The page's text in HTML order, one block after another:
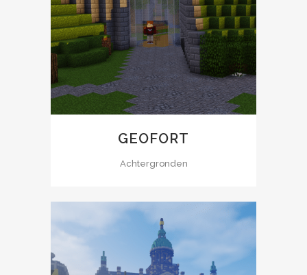
GEOFORT
Achtergronden